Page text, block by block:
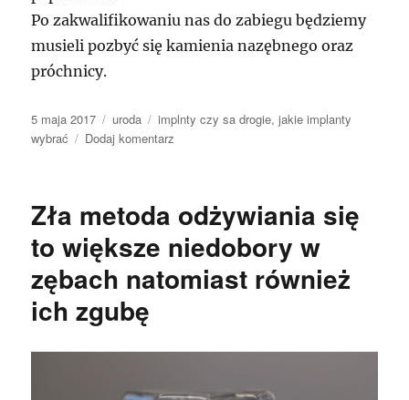
Po zakwalifikowaniu nas do zabiegu będziemy
musieli pozbyć się kamienia nazębnego oraz
próchnicy.
Data
publikacji
5 maja 2017 Kategorie
uroda Tagi
implnty czy sa drogie,jakie implanty
wybrać
Dodaj komentarz
dodatkowo
olśniewający
prześliczny
uśmieszek
to
Zła metoda odżywiania się
to większe niedobory w
zębach natomiast również
ich zgubę